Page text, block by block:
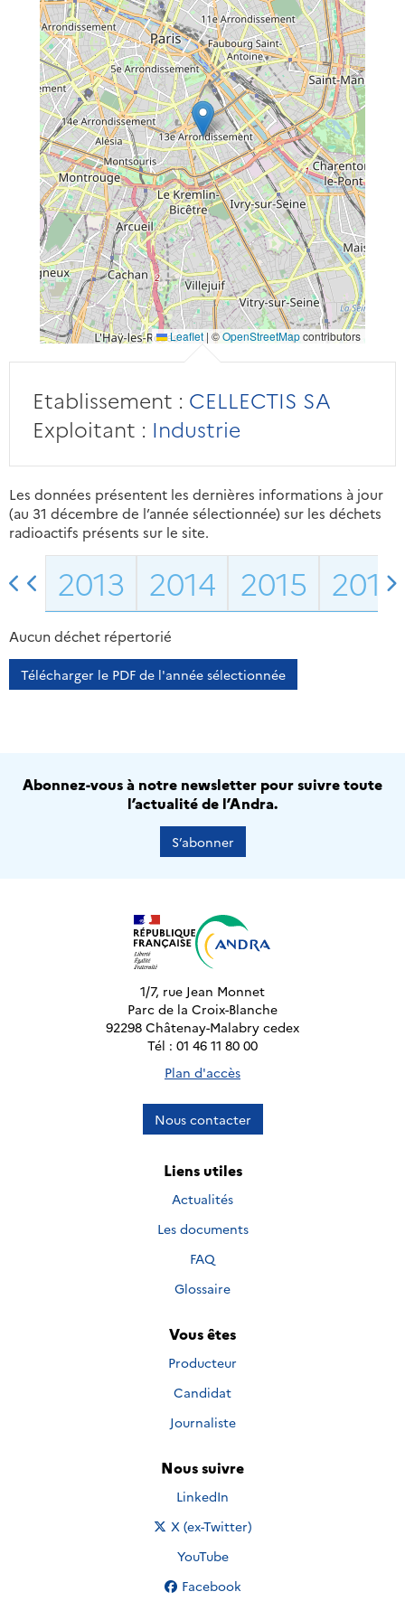
Leaflet | ©OpenStreetMapcontributors
Etablissement : CELLECTIS SA
Exploitant : Industrie
Les données présentent les dernières informations à jour
(au 31 décembre de l’année sélectionnée) sur les déchets
radioactifs présents sur le site.
2013 2014 2015 2016
Aucun déchet répertorié
Télécharger le PDF de l'année sélectionnée
Abonnez-vous à notre newsletter pour suivre toute
l’actualité de l’Andra.
S’abonner
1/7, rue Jean Monnet
Parc de la Croix-Blanche
92298 Châtenay-Malabry cedex
Tél : 01 46 11 80 00
Plan d'accès
Nous contacter
Liens utiles
Actualités
Les documents
FAQ
Glossaire
Vous êtes
Producteur
Candidat
Journaliste
Nous suivre
Nous suivre sur
LinkedIn
Nous suivre sur
X (ex-Twitter)
Nous suivre sur
YouTube
Nous suivre sur
Facebook